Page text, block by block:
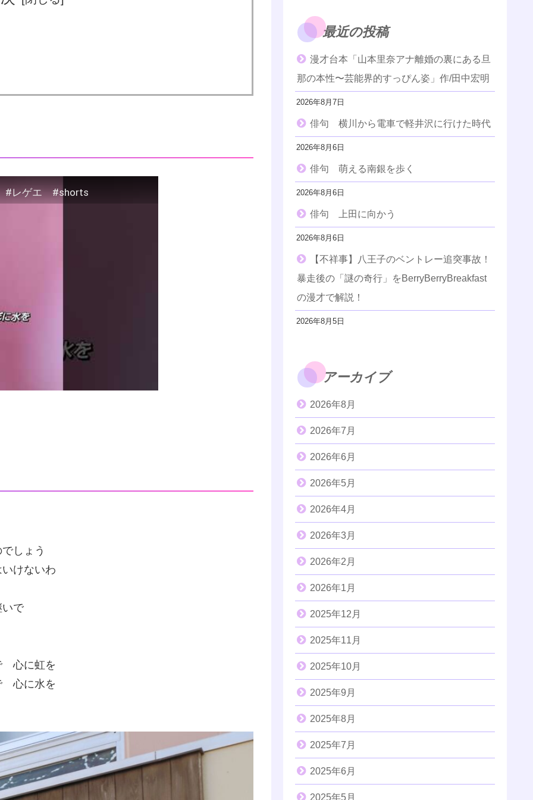
#レゲエ #shorts
しょう
けないわ
で
心に虹を
心に水を
最近の投稿
漫才台本「山本里奈アナ離婚の裏にある旦
那の本性〜芸能界的すっぴん姿」作/田中宏明
2026年8月7日
俳句 横川から電車で軽井沢に行けた時代
2026年8月6日
俳句 萌える南銀を歩く
2026年8月6日
俳句 上田に向かう
2026年8月6日
【不祥事】八王子のベントレー追突事故！
暴走後の「謎の奇行」をBerryBerryBreakfast
の漫才で解説！
2026年8月5日
アーカイブ
2026年8月
2026年7月
2026年6月
2026年5月
2026年4月
2026年3月
2026年2月
2026年1月
2025年12月
2025年11月
2025年10月
2025年9月
2025年8月
2025年7月
2025年6月
2025年5月